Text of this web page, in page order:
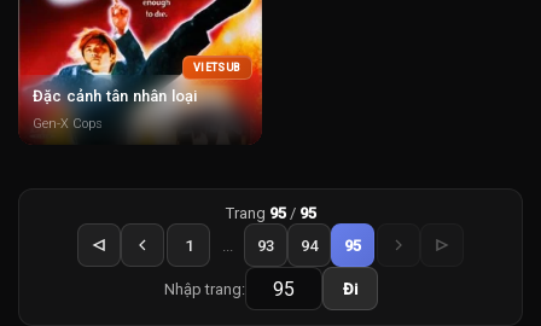
VIETSUB
Đặc cảnh tân nhân loại
Gen-X Cops
Trang 95/ 95
1
93 94 95
Nhập trang: Đi